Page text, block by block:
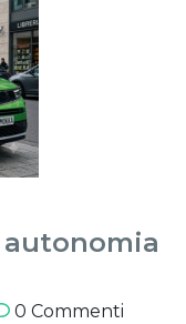
0 Commenti